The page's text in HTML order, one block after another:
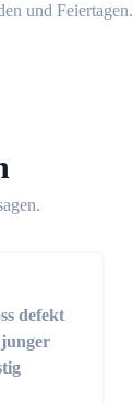
und Feiertagen.
defekt